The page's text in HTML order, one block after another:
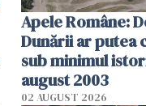
Apele Române:
Dunării ar putea
sub minimul
august 2003
02 AUGUST 2026